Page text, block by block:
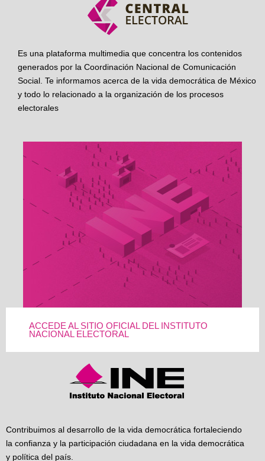
Es una plataforma multimedia que concentra los contenidos
generados por la Coordinación Nacional de Comunicación
Social. Te informamos acerca de la vida democrática de México
y todo lo relacionado a la organización de los procesos
electorales
ACCEDE AL SITIO OFICIAL DEL INSTITUTO
NACIONAL ELECTORAL
Contribuimos al desarrollo de la vida democrática fortaleciendo
la confianza y la participación ciudadana en la vida democrática
y política del país.